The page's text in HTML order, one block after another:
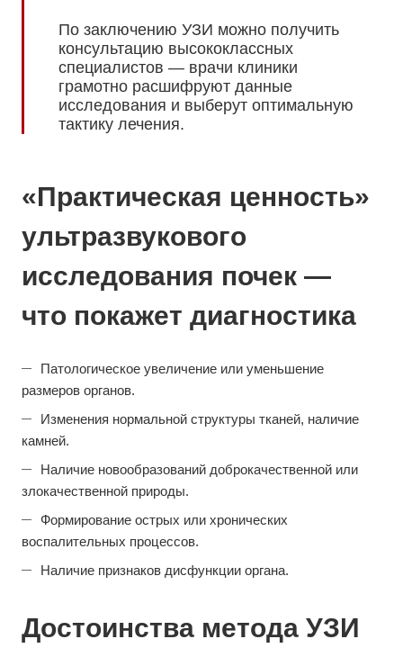
По заключению УЗИ можно получить
консультацию высококлассных
специалистов — врачи клиники
грамотно расшифруют данные
исследования и выберут оптимальную
тактику лечения.
«Практическая ценность»
ультразвукового
исследования почек —
что покажет диагностика
Патологическое увеличение или уменьшение
размеров органов.
Изменения нормальной структуры тканей, наличие
камней.
Наличие новообразований доброкачественной или
злокачественной природы.
Формирование острых или хронических
воспалительных процессов.
Наличие признаков дисфункции органа.
Достоинства метода УЗИ